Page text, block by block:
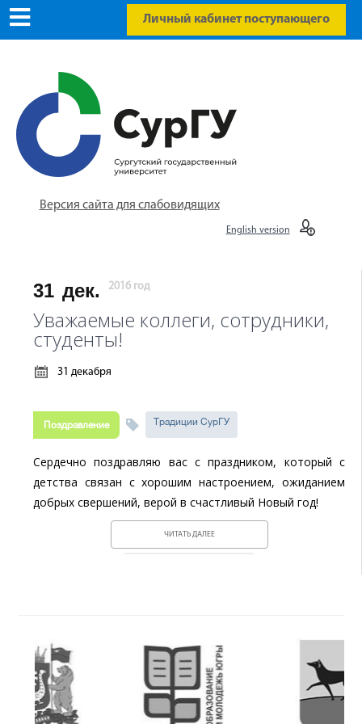
Личный кабинет поступающего
Версия сайта для слабовидящих
English version
31 дек. 2016 год
Уважаемые коллеги, сотрудники,
студенты!
31 декабря
Поздравление Традиции СурГУ
Сердечно поздравляю вас с праздником, который с
детства связан с хорошим настроением, ожиданием
добрых свершений, верой в счастливый Новый год!
ЧИТАТЬ ДАЛЕЕ